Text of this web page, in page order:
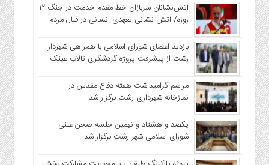
آتش‌نشانان سربازان خط مقدم خدمت در جنگ ۱۲
روزه/ آتش نشانی تعهدی انسانی در قبال مردم
بازدید اعضای شورای اسلامی با همراهی شهردار
رشت از پیشرفت پروژه گردشگری تالاب عینک
مراسم گرامیداشت هفته دفاع مقدس در
نمازخانه شهرداری رشت برگزار شد
یکصد و هشتاد و نهمین جلسه صحن علنی
شورای اسلامی شهر رشت برگزار شد